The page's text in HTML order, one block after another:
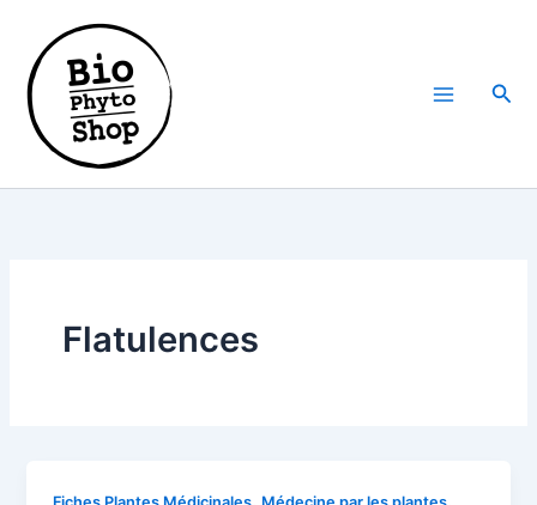
contenu
Flatulences